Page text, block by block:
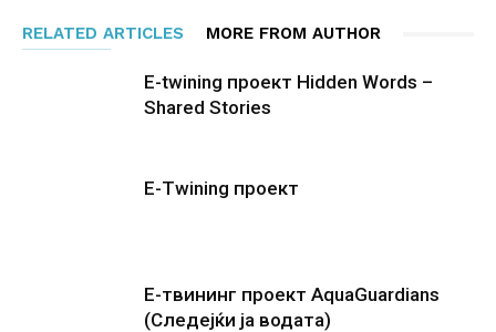
RELATED ARTICLES MORE FROM AUTHOR
E-twining проект Hidden Words –
Shared Stories
E-Twining проект
E-твининг проект AquaGuardians
(Следејќи ја водата)